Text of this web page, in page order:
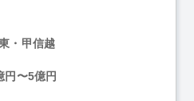
・甲信越
円〜5億円